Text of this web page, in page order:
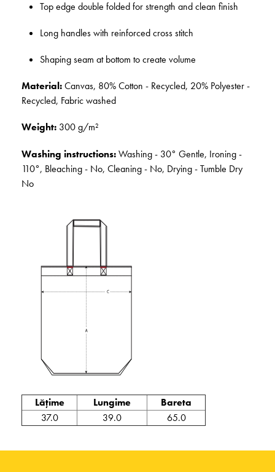
Top edge double folded for strength and clean finish
Long handles with reinforced cross stitch
Shaping seam at bottom to create volume
Material:Canvas, 80% Cotton - Recycled, 20% Polyester -
Recycled, Fabric washed
Weight: 300 g/m²
Washing instructions:Washing - 30° Gentle, Ironing -
110°, Bleaching - No, Cleaning - No, Drying - Tumble Dry
No
Lățime Lungime
Bareta
37.0
39.0 65.0